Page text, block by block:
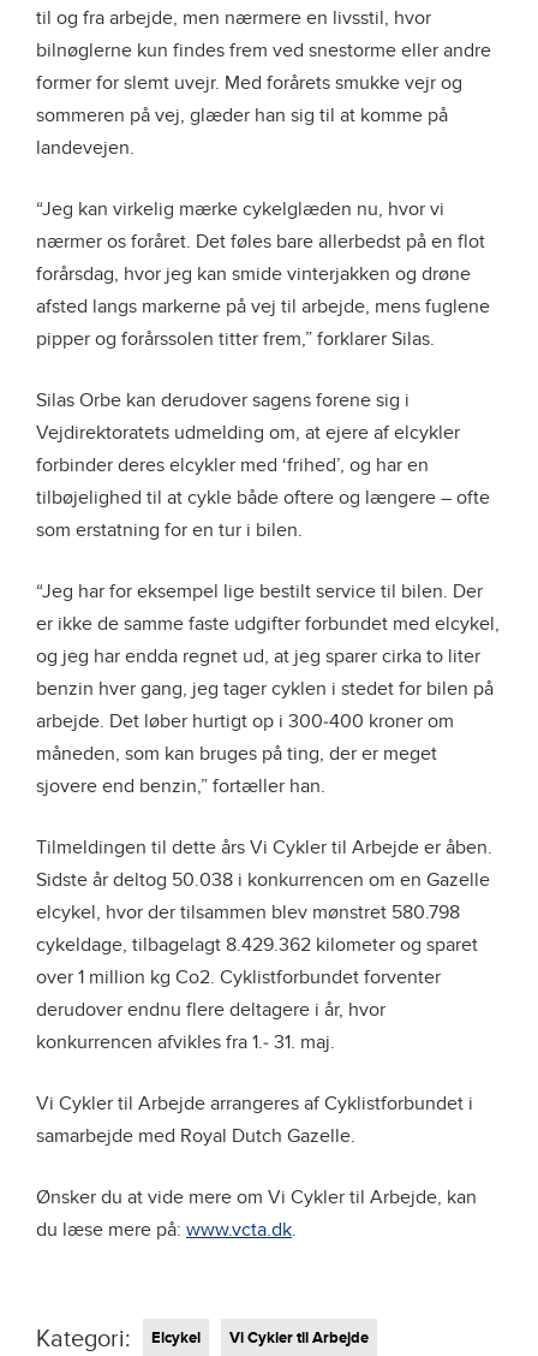
til og fra arbejde, men nærmere en livsstil, hvor
bilnøglerne kun findes frem ved snestorme eller andre
former for slemt uvejr. Med forårets smukke vejr og
sommeren på vej, glæder han sig til at komme på
landevejen.
“Jeg kan virkelig mærke cykelglæden nu, hvor vi
nærmer os foråret. Det føles bare allerbedst på en flot
forårsdag, hvor jeg kan smide vinterjakken og drøne
afsted langs markerne på vej til arbejde, mens fuglene
pipper og forårssolen titter frem,” forklarer Silas.
Silas Orbe kan derudover sagens forene sig i
Vejdirektoratets udmelding om, at ejere af elcykler
forbinder deres elcykler med ‘frihed’, og har en
tilbøjelighed til at cykle både oftere og længere – ofte
som erstatning for en tur i bilen.
“Jeg har for eksempel lige bestilt service til bilen. Der
er ikke de samme faste udgifter forbundet med elcykel,
og jeg har endda regnet ud, at jeg sparer cirka to liter
benzin hver gang, jeg tager cyklen i stedet for bilen på
arbejde. Det løber hurtigt op i 300-400 kroner om
måneden, som kan bruges på ting, der er meget
sjovere end benzin,” fortæller han.
Tilmeldingen til dette års Vi Cykler til Arbejde er åben.
Sidste år deltog 50.038 i konkurrencen om en Gazelle
elcykel, hvor der tilsammen blev mønstret 580.798
cykeldage, tilbagelagt 8.429.362 kilometer og sparet
over 1 million kg Co2. Cyklistforbundet forventer
derudover endnu flere deltagere i år, hvor
konkurrencen afvikles fra 1.- 31. maj.
Vi Cykler til Arbejde arrangeres af Cyklistforbundet i
samarbejde med Royal Dutch Gazelle.
Ønsker du at vide mere om Vi Cykler til Arbejde, kan
du læse mere på: www.vcta.dk.
Kategori: Elcykel Vi Cykler til Arbejde